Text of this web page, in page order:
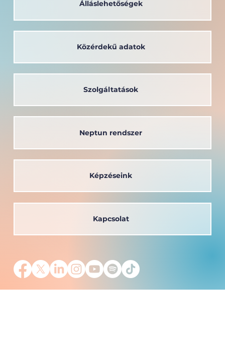
Álláslehetőségek
Neptun rendszer
Szolgáltatások
Kapcsolat
Közérdekű adatok
Képzéseink